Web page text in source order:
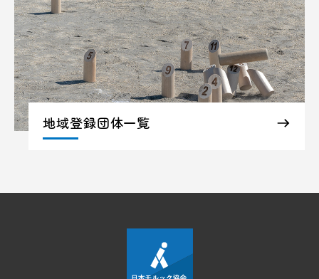
地域登録団体一覧